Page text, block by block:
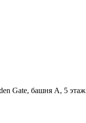
Gate, башня А, 5 этаж